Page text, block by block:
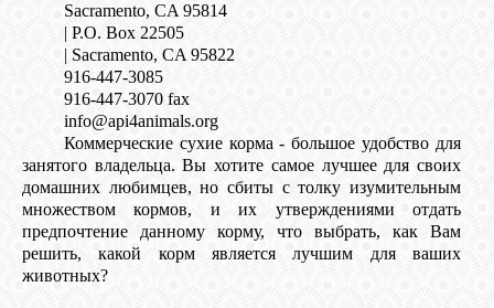
ПОЧИТАТЬ
СВЯЗЬ
Sacramento, CA 95814
| P.O. Box 22505
| Sacramento, CA 95822
916-447-3085
916-447-3070 fax
info@api4animals.org
Коммерческие сухие корма - большое удобство для
занятого владельца. Вы хотите самое лучшее для своих
домашних любимцев, но сбиты с толку изумительным
множеством кормов, и их утверждениями отдать
предпочтение данному корму, что выбрать, как Вам
решить, какой корм является лучшим для ваших
животных?